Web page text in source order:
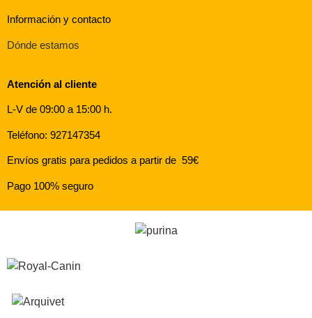
Información y contacto
Dónde estamos
Atención al cliente
L-V de 09:00 a 15:00 h.
Teléfono: 927147354
Envíos gratis para pedidos a partir de 59€
Pago 100% seguro